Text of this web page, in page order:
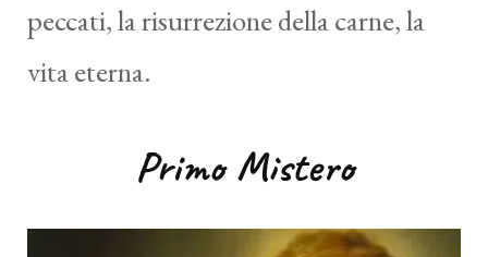
peccati, la risurrezione della carne, la
vita eterna.
Primo Mistero